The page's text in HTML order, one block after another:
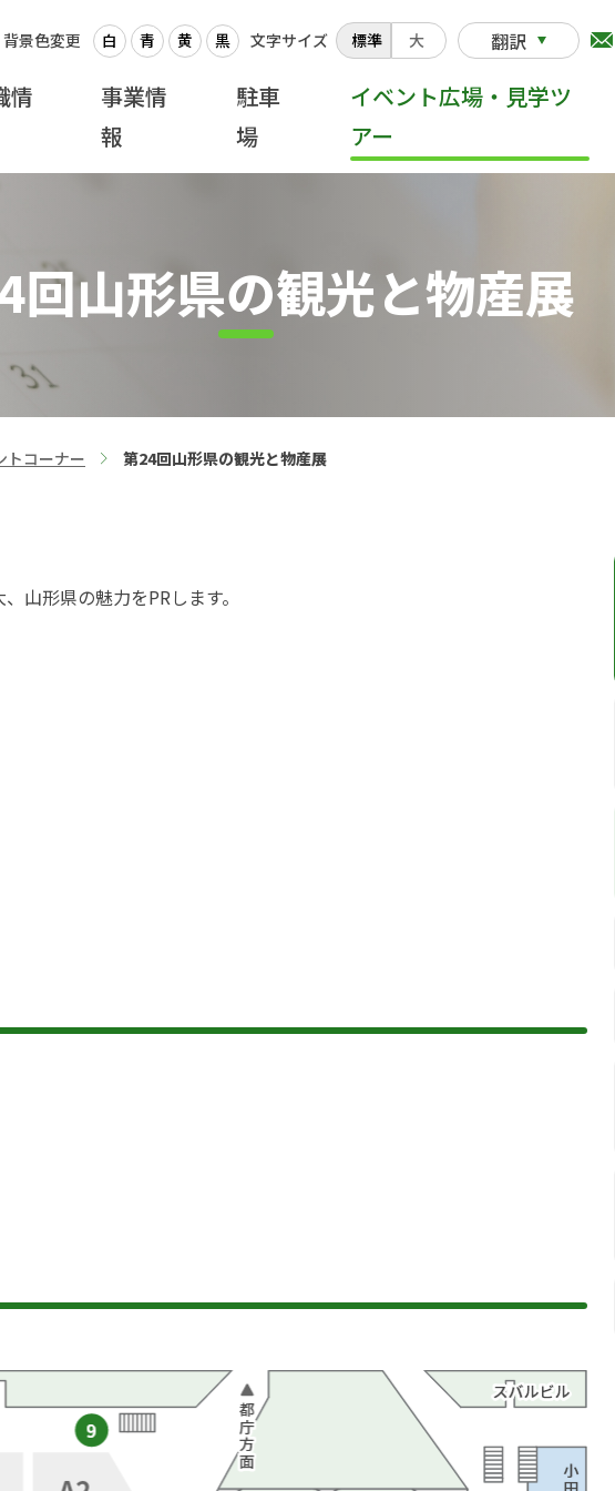
背景色変更 白 青 黄 黒 文字サイズ 標準 大 翻訳
情
事業情
報
駐車
場
イベント広場・見学ツ
アー
回山形県の観光と物産展
トコーナー
第24回山形県の観光と物産展
山形県の魅力をPRします。